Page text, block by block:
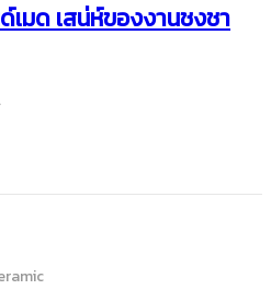
เมด เสน่ห์ของงานชงชา